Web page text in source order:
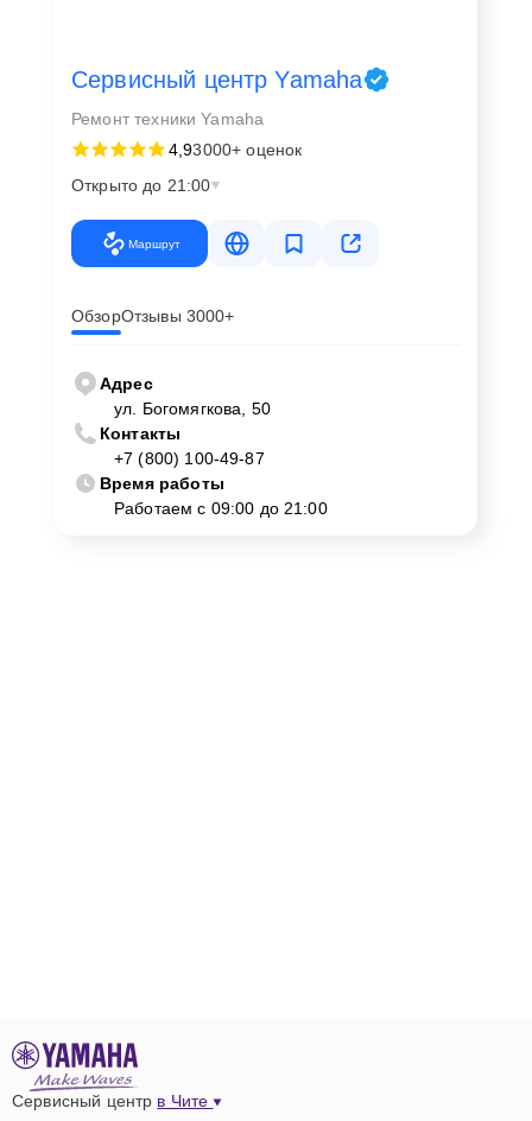
Сервисный центр Yamaha
Ремонт техники Yamaha
4,93000+ оценок
Открыто до 21:00
Маршрут
ОбзорОтзывы 3000+
Адрес
ул. Богомягкова, 50
Контакты
+7 (800) 100-49-87
Время работы
Работаем с 09:00 до 21:00
Сервисный центр в Чите